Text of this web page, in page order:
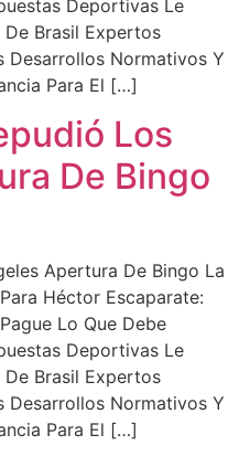
Deportivas Le
De Brasil Expertos
Desarrollos Normativos Y
Para El […]
Los
De Bingo
Apertura De Bingo La
Héctor Escaparate:
Lo Que Debe
Deportivas Le
De Brasil Expertos
Desarrollos Normativos Y
Para El […]